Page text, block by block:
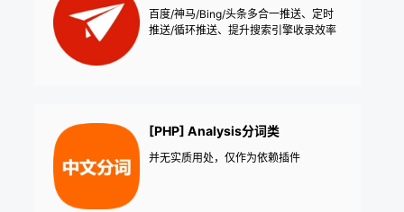
百度/神马/Bing/头条多合一推送、定时
推送/循环推送、提升搜索引擎收录效率
[PHP] Analysis分词类
并无实质用处，仅作为依赖插件